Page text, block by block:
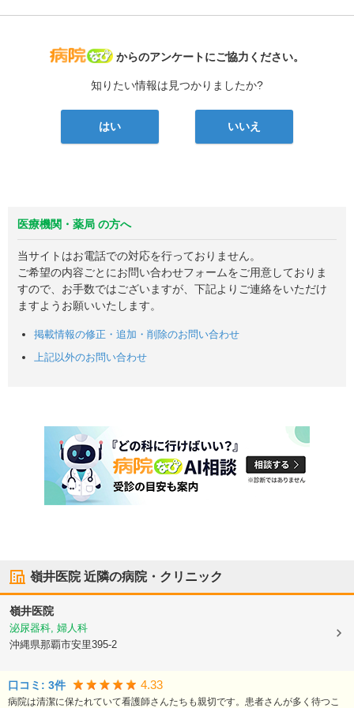
病院なび
からのアンケートにご協力ください。
知りたい情報は見つかりましたか?
はい いいえ
医療機関・薬局 の方へ
当サイトはお電話での対応を行っておりません。
ご希望の内容ごとにお問い合わせフォームをご用意しておりま
すので、お手数ではございますが、下記よりご連絡をいただけ
ますようお願いいたします。
掲載情報の修正・追加・削除のお問い合わせ
上記以外のお問い合わせ
嶺井医院近隣の病院・クリニック
嶺井医院
泌尿器科, 婦人科
沖縄県那覇市安里395-2
口コミ: 3件 4.33
病院は清潔に保たれていて看護師さんたちも親切です。患者さんが多く待つこ